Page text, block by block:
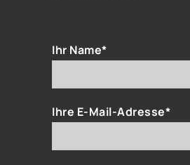
Ihr Name*
Ihre E-Mail-Adresse*